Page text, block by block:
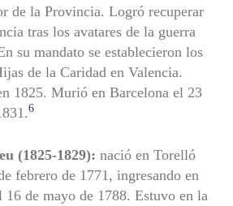
de la Provincia. Logró recuperar
tras los avatares de la guerra
su mandato se establecieron los
de la Caridad en Valencia.
1825. Murió en Barcelona el 23
6
(1825-1829): nació en Torelló
febrero de 1771, ingresando en
16 de mayo de 1788. Estuvo en la